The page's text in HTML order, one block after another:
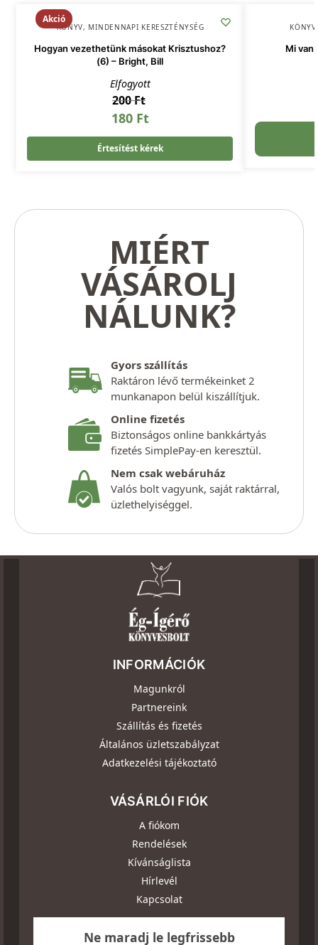
Akció
KÖNYV, MINDENNAPI KERESZTÉNYSÉG
Hogyan vezethetünk másokat Krisztushoz?
(6) – Bright, Bill
Elfogyott
200Ft
180 Ft
Értesítést kérek
KÖNYV
Mi van
MIÉRT
VÁSÁROLJ
NÁLUNK?
Gyors szállítás
Raktáron lévő termékeinket 2
munkanapon belül kiszállítjuk.
Online fizetés
Biztonságos online bankkártyás
fizetés SimplePay-en keresztül.
Nem csak webáruház
Valós bolt vagyunk, saját raktárral,
üzlethelyiséggel.
INFORMÁCIÓK
Magunkról
Partnereink
Szállítás és fizetés
Általános üzletszabályzat
Adatkezelési tájékoztató
VÁSÁRLÓI FIÓK
A fiókom
Rendelések
Kívánságlista
Hírlevél
Kapcsolat
Ne maradj le legfrissebb